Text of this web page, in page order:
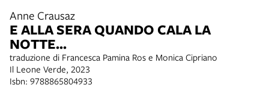
Anne Crausaz
E ALLA SERA QUANDO CALA LA
NOTTE...
traduzione di Francesca Pamina Ros e Monica Cipriano
Il Leone Verde, 2023
Isbn: 9788865804933